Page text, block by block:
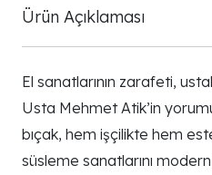
Ürün Açıklaması
El sanatlarının zarafeti,
Usta Mehmet Atik’in
bıçak, hem işçilikte hem
süsleme sanatlarını